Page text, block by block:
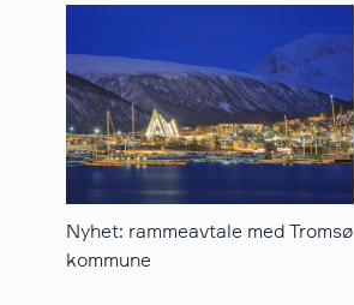
Nyhet: rammeavtale med Tromsø
kommune